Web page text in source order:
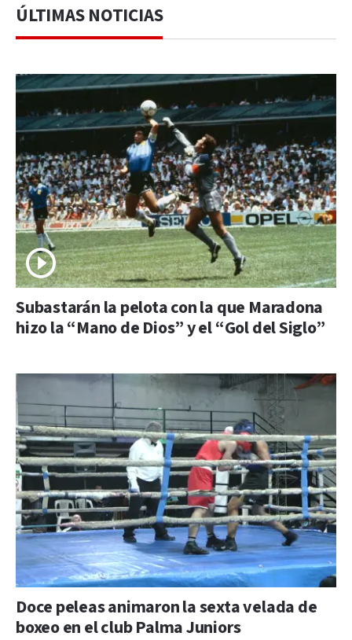
ÚLTIMAS NOTICIAS
Subastarán la pelota con la que Maradona
hizo la “Mano de Dios” y el “Gol del Siglo”
Doce peleas animaron la sexta velada de
boxeo en el club Palma Juniors